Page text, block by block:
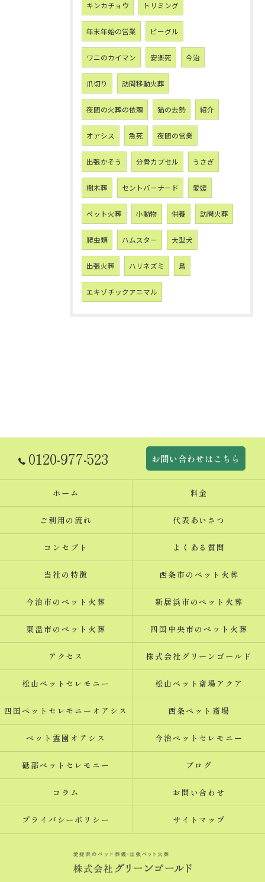
キンカチョウ トリミング
年末年始の営業 ビーグル
ワニのカイマン 安楽死 今治
爪切り 訪問移動火葬
夜間の火葬の依頼 猫の去勢 紹介
オアシス 急死 夜間の営業
出張かそう 分骨カプセル うさぎ
樹木葬 セントバーナード 愛媛
ペット火葬 小動物 供養 訪問火葬
爬虫類 ハムスター 大型犬
出張火葬 ハリネズミ 鳥
エキゾチックアニマル
0120-977-523 お問い合わせはこちら
ホーム 料金
ご利用の流れ 代表あいさつ
コンセプト よくある質問
当社の特徴 西条市のペット火葬
今治市のペット火葬 新居浜市のペット火葬
東温市のペット火葬 四国中央市のペット火葬
アクセス 株式会社グリーンゴールド
松山ペットセレモニー 松山ペット斎場アクア
四国ペットセレモニーオアシス 西条ペット斎場
ペット霊園オアシス 今治ペットセレモニー
砥部ペットセレモニー ブログ
コラム お問い合わせ
プライバシーポリシー サイトマップ